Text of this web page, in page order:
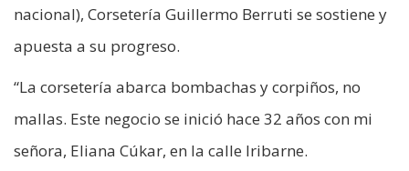
nacional), Corsetería Guillermo Berruti se sostiene y
apuesta a su progreso.
“La corsetería abarca bombachas y corpiños, no
mallas. Este negocio se inició hace 32 años con mi
señora, Eliana Cúkar, en la calle Iribarne.